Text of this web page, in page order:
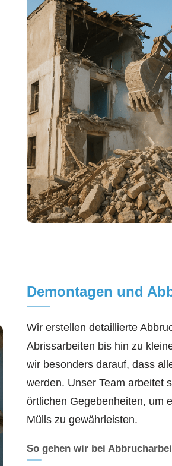
Demontagen und
Wir erstellen detaillierte
Abrissarbeiten bis hin zu
wir besonders darauf, dass
werden. Unser Team arbeitet
örtlichen Gegebenheiten, um
Mülls zu gewährleisten.
So gehen wir bei